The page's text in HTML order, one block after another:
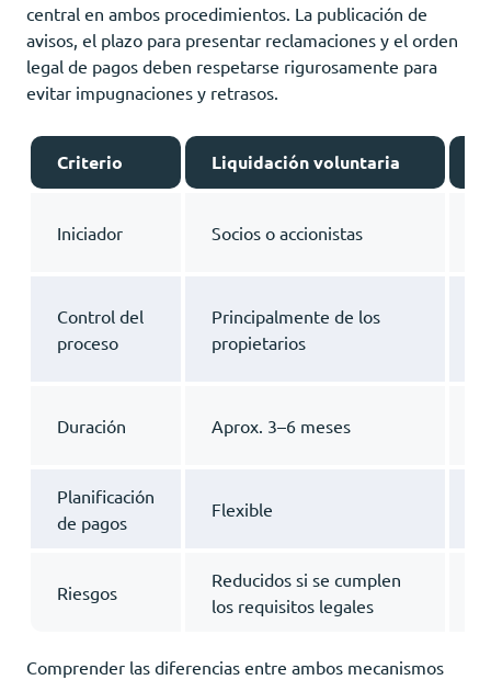
central en ambos procedimientos. La publicación de
avisos, el plazo para presentar reclamaciones y el orden
legal de pagos deben respetarse rigurosamente para
evitar impugnaciones y retrasos.
Criterio Liquidación voluntaria
Iniciador Socios o accionistas
Control del
proceso
Principalmente de los
propietarios
Duración Aprox. 3–6 meses
Planificación
de pagos
Flexible
Riesgos
Reducidos si se cumplen
los requisitos legales
Comprender las diferencias entre ambos mecanismos